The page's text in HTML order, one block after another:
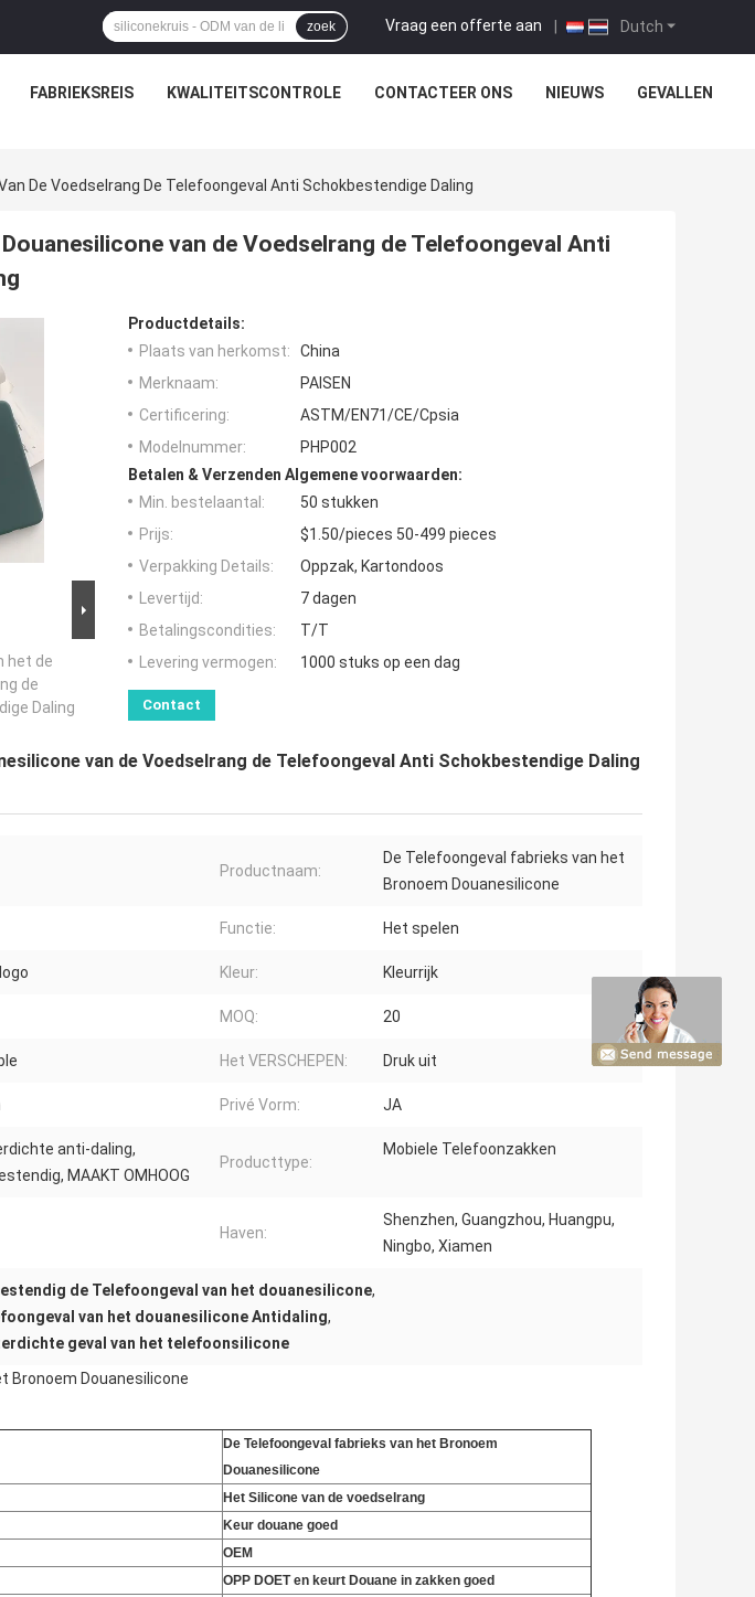
Dutch
Vraag een offerte aan |
zoek
FABRIEKSREIS KWALITEITSCONTROLE CONTACTEER ONS NIEUWS GEVALLEN
De Voedselrang De Telefoongeval Anti Schokbestendige Daling
van de Voedselrang de Telefoongeval Anti
het de
de
Daling
Productdetails:
Plaats van herkomst:
China
Merknaam:
PAISEN
Certificering:
ASTM/EN71/CE/Cpsia
Modelnummer:
PHP002
Betalen & Verzenden Algemene voorwaarden:
Min. bestelaantal:
50 stukken
Prijs:
$1.50/pieces 50-499 pieces
Verpakking Details:
Oppzak, Kartondoos
Levertijd:
7 dagen
Betalingscondities:
T/T
Levering vermogen:
1000 stuks op een dag
Contact
van de Voedselrang de Telefoongeval Anti Schokbestendige Daling
Productnaam:
De Telefoongeval fabrieks van het
Bronoem Douanesilicone
Functie: Het spelen
Kleur: Kleurrijk
MOQ: 20
Het VERSCHEPEN: Druk uit
Privé Vorm: JA
anti-daling,
MAAKT OMHOOG
Producttype:
Mobiele Telefoonzakken
Haven:
Shenzhen, Guangzhou, Huangpu,
Ningbo, Xiamen
de Telefoongeval van het douanesilicone,
van het douanesilicone Antidaling,
geval van het telefoonsilicone
Bronoem Douanesilicone
De Telefoongeval fabrieks van het Bronoem
Douanesilicone
Het Silicone van de voedselrang
Keur douane goed
OEM
OPP DOET en keurt Douane in zakken goed